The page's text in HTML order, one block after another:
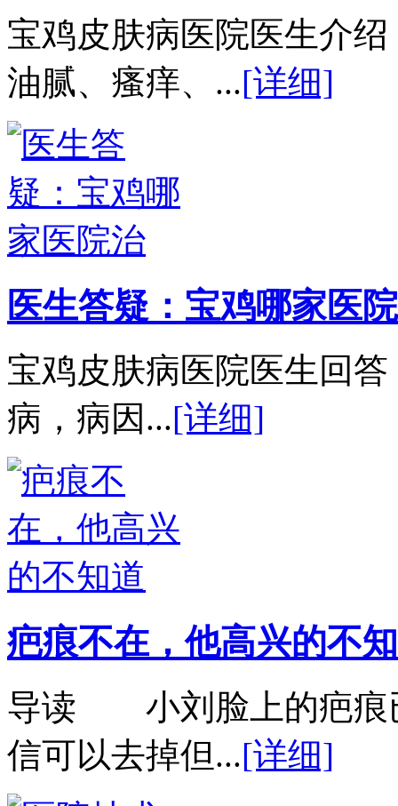
宝鸡皮肤病医院医生介
油腻、瘙痒、...[详细]
医生答疑：宝鸡哪家医
宝鸡皮肤病医院医生回
病，病因...[详细]
疤痕不在，他高兴的不
导读 小刘脸上的疤痕
信可以去掉但...[详细]